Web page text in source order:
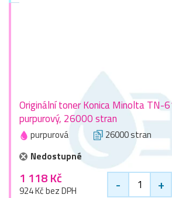
Originální toner Konica Minolta TN-
purpurový, 26000 stran
purpurová 26000 stran
Nedostupné
1 118 Kč
924 Kč bez DPH - +